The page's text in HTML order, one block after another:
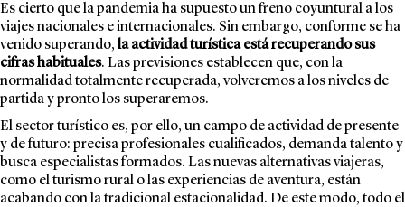
Es cierto que la pandemia ha supuesto un freno coyuntural a los
viajes nacionales e internacionales. Sin embargo, conforme se ha
venido superando, la actividad turística está recuperando sus
cifras habituales. Las previsiones establecen que, con la
normalidad totalmente recuperada, volveremos a los niveles de
partida y pronto los superaremos.
El sector turístico es, por ello, un campo de actividad de presente
y de futuro: precisa profesionales cualificados, demanda talento y
busca especialistas formados. Las nuevas alternativas viajeras,
como el turismo rural o las experiencias de aventura, están
acabando con la tradicional estacionalidad. De este modo, todo el